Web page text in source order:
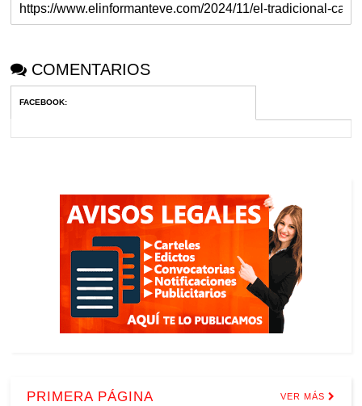
COMENTARIOS
FACEBOOK:
PRIMERA PÁGINA VER MÁS